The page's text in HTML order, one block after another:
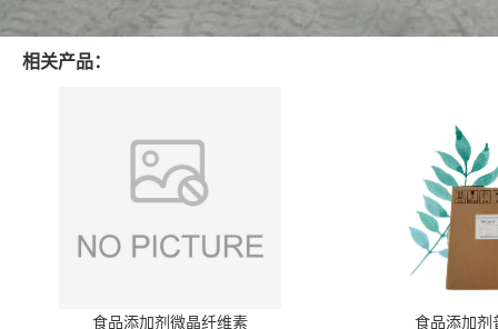
相关产品：
食品添加剂微晶纤维素 食品添加剂